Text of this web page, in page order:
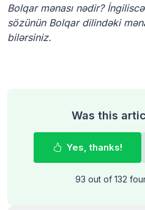
Bolqar mənası nədir?
sözünün Bolqar dilindəki
bilərsiniz.
Was this
Yes, thanks!
93 out of 132